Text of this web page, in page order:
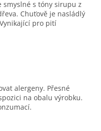
smyslné s tóny sirupu z
Chuťově je nasládlý
pro pití
alergeny. Přesné
na obalu výrobku.